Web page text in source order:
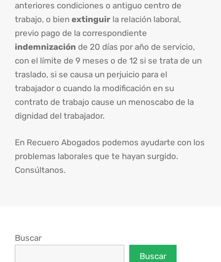
anteriores condiciones o antiguo centro de
trabajo, o bien extinguir la relación laboral,
previo pago de la correspondiente
indemnización de 20 días por año de servicio,
con el límite de 9 meses o de 12 si se trata de un
traslado, si se causa un perjuicio para el
trabajador o cuando la modificación en su
contrato de trabajo cause un menoscabo de la
dignidad del trabajador.
En Recuero Abogados podemos ayudarte con los
problemas laborales que te hayan surgido.
Consúltanos.
Buscar
Buscar